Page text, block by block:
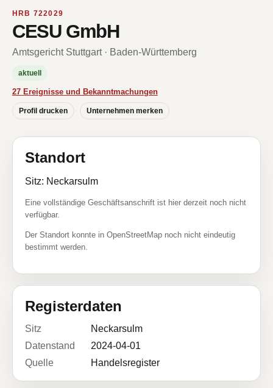
HRB 722029
CESU GmbH
Amtsgericht Stuttgart · Baden-Württemberg
aktuell
27 Ereignisse und Bekanntmachungen
Profil drucken Unternehmen merken
Standort
Sitz: Neckarsulm
Eine vollständige Geschäftsanschrift ist hier derzeit noch nicht
verfügbar.
Der Standort konnte in OpenStreetMap noch nicht eindeutig
bestimmt werden.
Registerdaten
Sitz
Neckarsulm
Datenstand
2024-04-01
Quelle
Handelsregister